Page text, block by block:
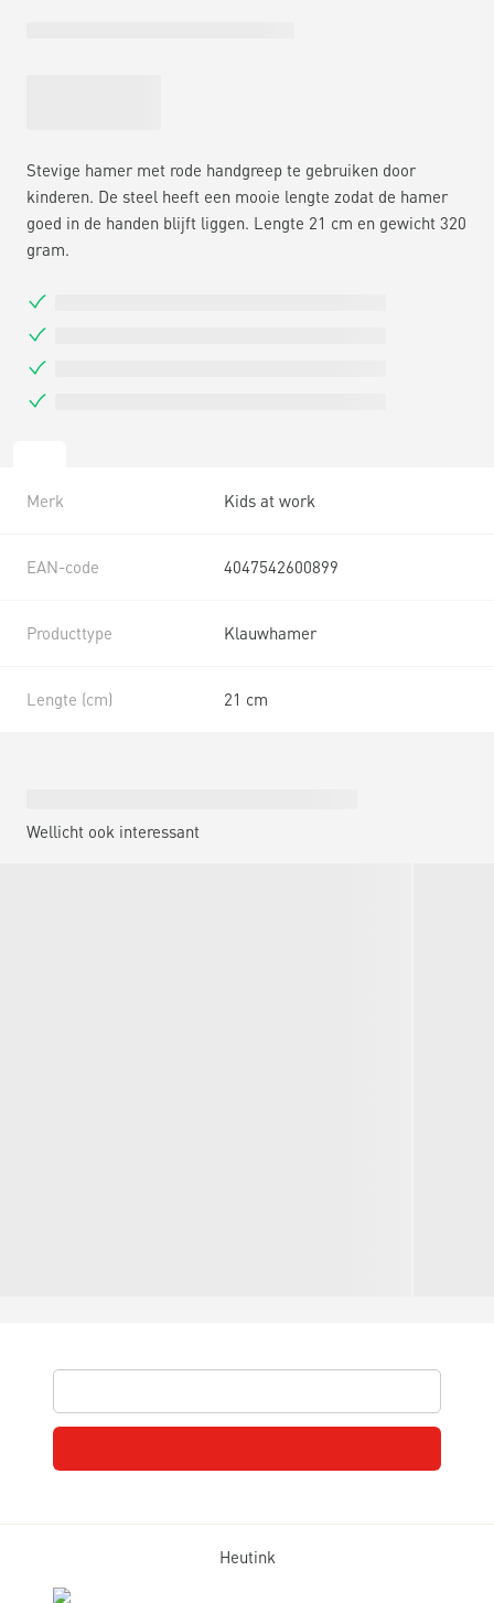
Stevige hamer met rode handgreep te gebruiken door
kinderen. De steel heeft een mooie lengte zodat de hamer
goed in de handen blijft liggen. Lengte 21 cm en gewicht 320
gram.
Merk Kids at work
EAN-code 4047542600899
Producttype Klauwhamer
Lengte (cm) 21 cm
Wellicht ook interessant
Heutink